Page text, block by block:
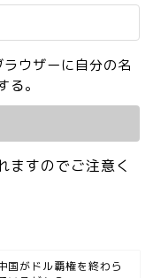
ウザーに自分の名
。
ますのでご注意く
国がドル覇権を終わら